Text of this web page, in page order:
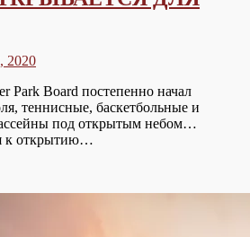
2020
Park Board постепенно начал
теннисные, баскетбольные и
под открытым небом…
к открытию…